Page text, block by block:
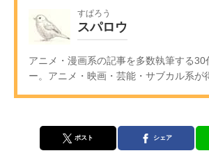
すぱろう
スパロウ
アニメ・漫画系の記事を多数執筆する30
ー。アニメ・映画・芸能・サブカル系が
ポスト シェア